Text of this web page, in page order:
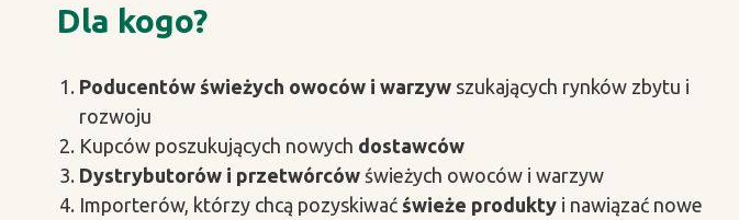
Dla kogo?
Poducentów świeżych owoców i warzyw szukających rynków zbytu i
rozwoju
Kupców poszukujących nowych dostawców
Dystrybutorów i przetwórców świeżych owoców i warzyw
Importerów, którzy chcą pozyskiwać świeże produkty i nawiązać nowe